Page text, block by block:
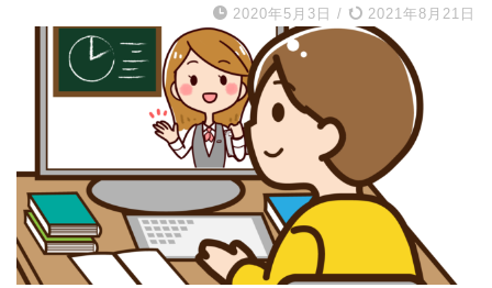
2020年5月3日 / 2021年8月21日